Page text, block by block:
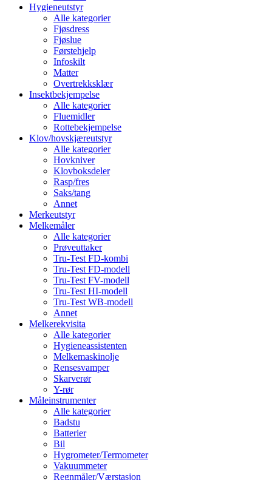
Hygieneutstyr
Alle kategorier
Fjøsdress
Fjøslue
Førstehjelp
Infoskilt
Matter
Overtrekksklær
Insektbekjempelse
Alle kategorier
Fluemidler
Rottebekjempelse
Klov/hovskjæreutstyr
Alle kategorier
Hovkniver
Klovboksdeler
Rasp/fres
Saks/tang
Annet
Merkeutstyr
Melkemåler
Alle kategorier
Prøveuttaker
Tru-Test FD-kombi
Tru-Test FD-modell
Tru-Test FV-modell
Tru-Test HI-modell
Tru-Test WB-modell
Annet
Melkerekvisita
Alle kategorier
Hygieneassistenten
Melkemaskinolje
Rensesvamper
Skarverør
Y-rør
Måleinstrumenter
Alle kategorier
Badstu
Batterier
Bil
Hygrometer/Termometer
Vakuummeter
Regnmåler/Værstasjon